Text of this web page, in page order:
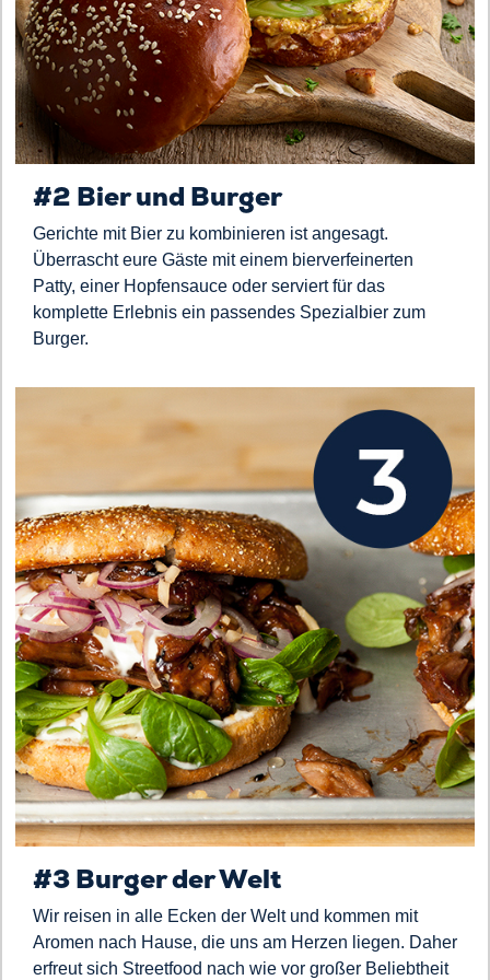
#2 Bier und Burger
Gerichte mit Bier zu kombinieren ist angesagt.
Überrascht eure Gäste mit einem bierverfeinerten
Patty, einer Hopfensauce oder serviert für das
komplette Erlebnis ein passendes Spezialbier zum
Burger.
#3 Burger der Welt
Wir reisen in alle Ecken der Welt und kommen mit
Aromen nach Hause, die uns am Herzen liegen. Daher
erfreut sich Streetfood nach wie vor großer Beliebtheit